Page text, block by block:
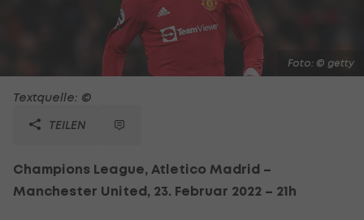
Foto: © getty
Textquelle: ©
TEILEN
Champions League, Atletico Madrid –
Manchester United, 23. Februar 2022 – 21h